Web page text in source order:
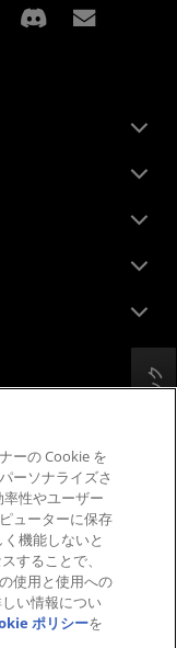
フィードバック
Facebook
ーの Cookie を
ーソナライズさ
性やユーザー
ューターに保存
機能しないと
することで、
使用と使用への
い情報につい
ポリシーを